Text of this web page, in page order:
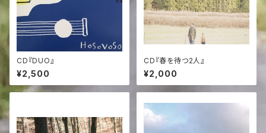
CD『DUO』
¥2,500
CD『春を待つ2人』
¥2,000